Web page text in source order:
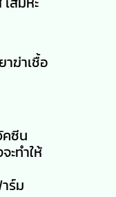
ฆ่าเชื้อ
คซีน
ะทำให้
ร์ม